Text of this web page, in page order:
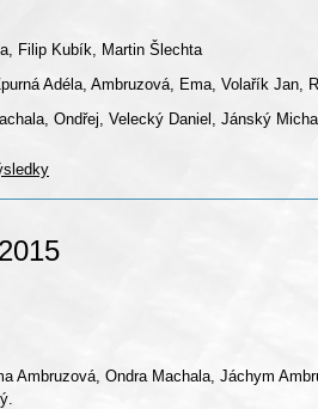
Filip Kubík, Martin Šlechta
Adéla, Ambruzová, Ema, Volařík
Ondřej, Velecký Daniel, Jánský
Ambruzová, Ondra Machala, Jáchym